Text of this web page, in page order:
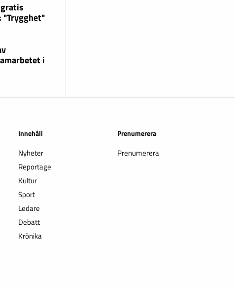
"Trygghet"
i
Innehåll
Nyheter
Reportage
Kultur
Sport
Ledare
Debatt
Krönika
Prenumerera
Prenumerera